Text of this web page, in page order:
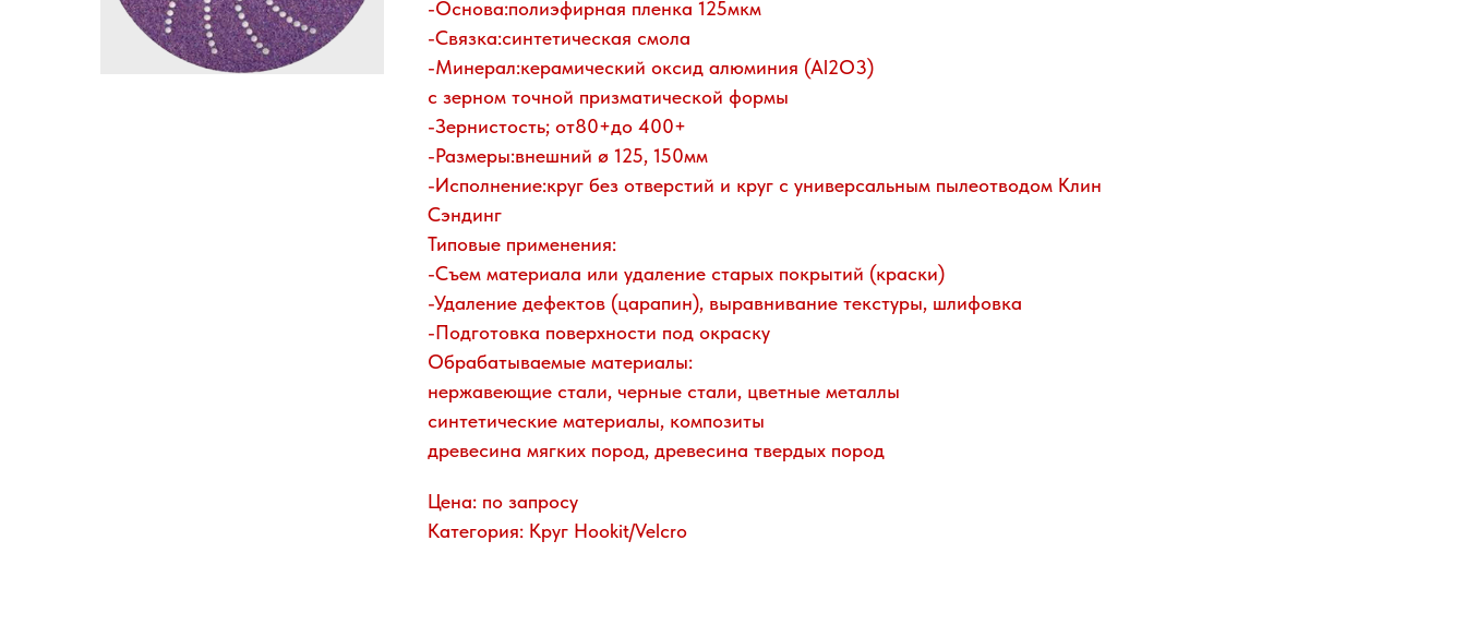
-Основа:полиэфирная пленка 125мкм
-Связка:синтетическая смола
-Минерал:керамический оксид алюминия (Al2O3)
с зерном точной призматической формы
-Зернистость; от80+до 400+
-Размеры:внешний ø 125, 150мм
-Исполнение:круг без отверстий и круг с универсальным пылеотводом Клин
Сэндинг
Типовые применения:
-Съем материала или удаление старых покрытий (краски)
-Удаление дефектов (царапин), выравнивание текстуры, шлифовка
-Подготовка поверхности под окраску
Обрабатываемые материалы:
нержавеющие стали, черные стали, цветные металлы
синтетические материалы, композиты
древесина мягких пород, древесина твердых пород
Цена: по запросу
Категория: Круг Hookit/Velcro